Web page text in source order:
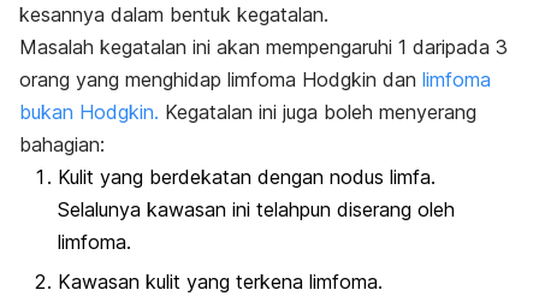
kesannya dalam bentuk kegatalan.
Masalah kegatalan ini akan mempengaruhi 1 daripada 3
orang yang menghidap limfoma Hodgkin dan limfoma
bukan Hodgkin. Kegatalan ini juga boleh menyerang
bahagian:
Kulit yang berdekatan dengan nodus limfa.
Selalunya kawasan ini telahpun diserang oleh
limfoma.
Kawasan kulit yang terkena limfoma.